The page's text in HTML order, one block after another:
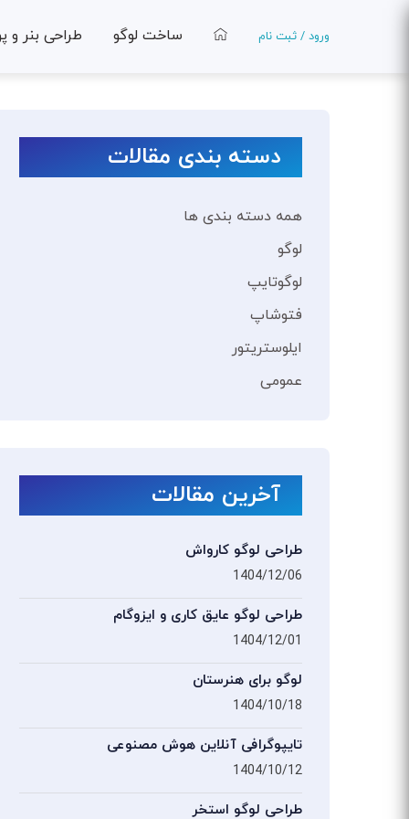
ورود / ثبت نام ساخت لوگو طراحی بنر و
دسته بندی مقالات
همه دسته بندی ها
لوگو
لوگوتایپ
فتوشاپ
ایلوستریتور
عمومی
آخرین مقالات
طراحی لوگو کارواش
1404/12/06
طراحی لوگو عایق کاری و ایزوگام
1404/12/01
لوگو برای هنرستان
1404/10/18
تایپوگرافی آنلاین هوش مصنوعی
1404/10/12
طراحی لوگو استخر